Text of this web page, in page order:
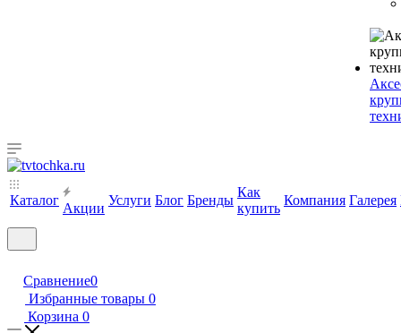
Каталог
Акции
Услуги Блог Бренды
Как
купить
Компания Галерея
Сравнение0
Избранные товары 0
Корзина 0